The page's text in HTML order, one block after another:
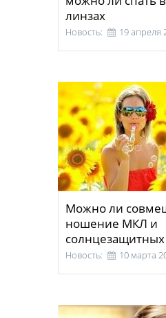
линзах
Новость: 19 апреля
Можно ли
ношение МКЛ и
солнцезащитных
Новость: 10 марта